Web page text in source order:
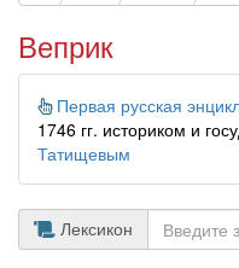
Веприк
Информация
Первая русская
1746 гг. историком и
Татищевым
Лексикон